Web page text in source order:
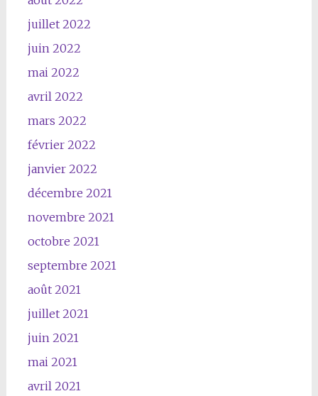
juillet 2022
juin 2022
mai 2022
avril 2022
mars 2022
février 2022
janvier 2022
décembre 2021
novembre 2021
octobre 2021
septembre 2021
août 2021
juillet 2021
juin 2021
mai 2021
avril 2021